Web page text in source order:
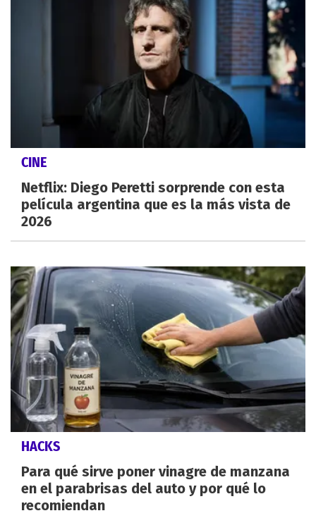
CINE
Netflix: Diego Peretti sorprende con esta
película argentina que es la más vista de
2026
HACKS
Para qué sirve poner vinagre de manzana
en el parabrisas del auto y por qué lo
recomiendan